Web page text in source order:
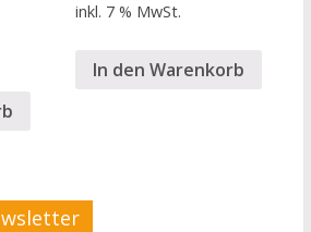
inkl. 7 % MwSt.
In den Warenkorb